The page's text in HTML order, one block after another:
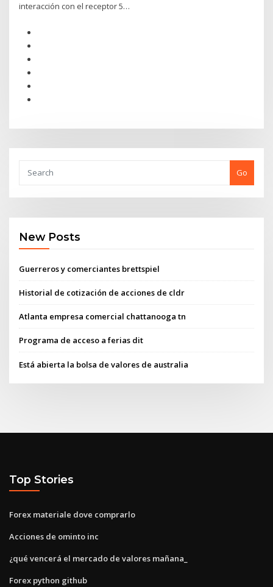
interacción con el receptor 5…
Go
New Posts
Guerreros y comerciantes brettspiel
Historial de cotización de acciones de cldr
Atlanta empresa comercial chattanooga tn
Programa de acceso a ferias dit
Está abierta la bolsa de valores de australia
Top Stories
Forex materiale dove comprarlo
Acciones de ominto inc
¿qué vencerá el mercado de valores mañana_
Forex python github